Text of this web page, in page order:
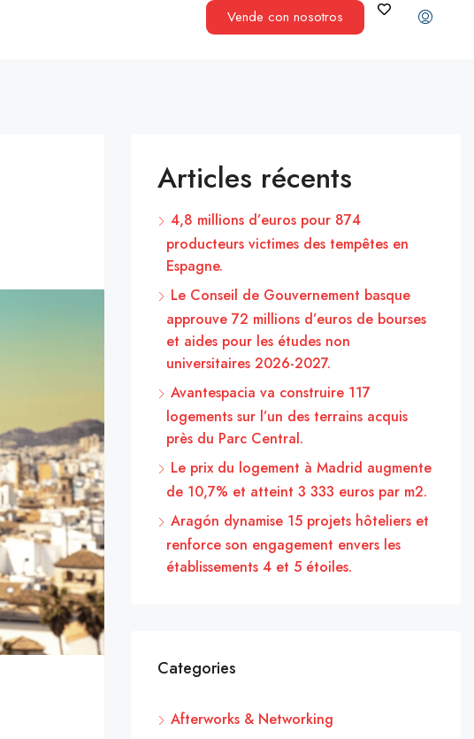
Vende con nosotros
Articles récents
4,8 millions d’euros pour 874
producteurs victimes des tempêtes en
Espagne.
Le Conseil de Gouvernement basque
approuve 72 millions d’euros de bourses
et aides pour les études non
universitaires 2026-2027.
Avantespacia va construire 117
logements sur l’un des terrains acquis
près du Parc Central.
Le prix du logement à Madrid augmente
de 10,7% et atteint 3 333 euros par m2.
Aragón dynamise 15 projets hôteliers et
renforce son engagement envers les
établissements 4 et 5 étoiles.
Categories
Afterworks & Networking